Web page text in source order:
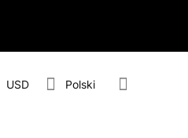
USD Polski